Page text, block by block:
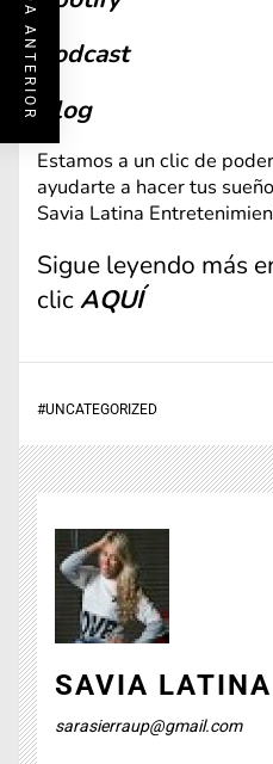
Podcast
Blog
Estamos a un clic de
ayudarte a hacer tus
Savia Latina
Sigue leyendo más
clicAQUÍ
#UNCATEGORIZED
SAVIA LATINA
sarasierraup@gmail.com